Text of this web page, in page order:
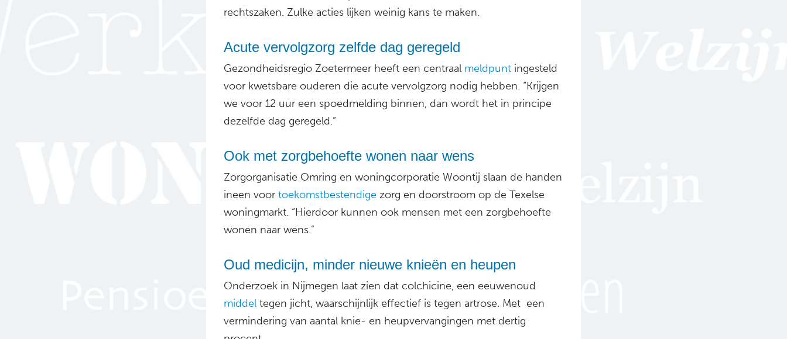
rechtszaken. Zulke acties lijken weinig kans te maken.
Acute vervolgzorg zelfde dag geregeld
Gezondheidsregio Zoetermeer heeft een centraal meldpunt ingesteld
voor kwetsbare ouderen die acute vervolgzorg nodig hebben. “Krijgen
we voor 12 uur een spoedmelding binnen, dan wordt het in principe
dezelfde dag geregeld.”
Ook met zorgbehoefte wonen naar wens
Zorgorganisatie Omring en woningcorporatie Woontij slaan de handen
ineen voor toekomstbestendige zorg en doorstroom op de Texelse
woningmarkt. “Hierdoor kunnen ook mensen met een zorgbehoefte
wonen naar wens.”
Oud medicijn, minder nieuwe knieën en heupen
Onderzoek in Nijmegen laat zien dat colchicine, een eeuwenoud
middel tegen jicht, waarschijnlijk effectief is tegen artrose. Met een
vermindering van aantal knie- en heupvervangingen met dertig